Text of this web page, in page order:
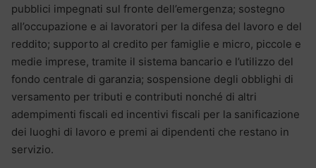
pubblici impegnati sul fronte dell’emergenza; sostegno
all’occupazione e ai lavoratori per la difesa del lavoro e del
reddito; supporto al credito per famiglie e micro, piccole e
medie imprese, tramite il sistema bancario e l’utilizzo del
fondo centrale di garanzia; sospensione degli obblighi di
versamento per tributi e contributi nonché di altri
adempimenti fiscali ed incentivi fiscali per la sanificazione
dei luoghi di lavoro e premi ai dipendenti che restano in
servizio.